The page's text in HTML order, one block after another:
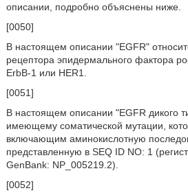
описании, подробно объяснены ниже.
[0050]
В настоящем описании "EGFR"
рецептора эпидермального фактора
ErbB-1 или HER1.
[0051]
В настоящем описании "EGFR дикого
имеющему соматической мутации,
включающим аминокислотную
представленную в SEQ ID NO: 1
GenBank: NP_005219.2).
[0052]